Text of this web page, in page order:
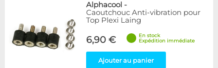
Alphacool -
Caoutchouc Anti-vibration pour
Top Plexi Laing
6,90 €
En stock
Expédition immédiate
Ajouter au panier